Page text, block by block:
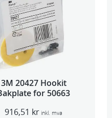
3M 20427 Hookit
for 50663
916,51 kr inkl. mva